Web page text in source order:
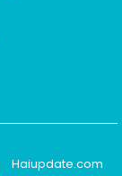
Haiupdate.com